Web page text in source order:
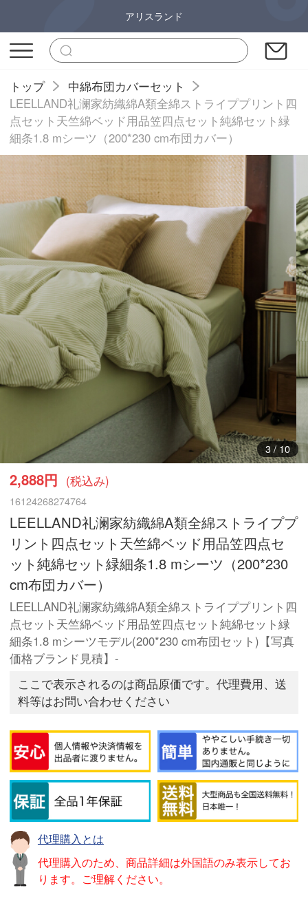
アリスランド
トップ
中綿布団カバーセット
LEELLAND礼澜家紡織綿A類全綿ストライププリント四
点セット天竺綿ベッド用品笠四点セット純綿セット緑
細条1.8 mシーツ（200*230 cm布団カバー）
3/10
2,888円 (税込み)
16124268274764
LEELLAND礼澜家紡織綿A類全綿ストライププ
リント四点セット天竺綿ベッド用品笠四点セ
ット純綿セット緑細条1.8 mシーツ（200*230
cm布団カバー）
LEELLAND礼澜家紡織綿A類全綿ストライププリント四
点セット天竺綿ベッド用品笠四点セット純綿セット緑
細条1.8 mシーツモデル(200*230 cm布団セット)【写真
価格ブランド見積】-
ここで表示されるのは商品原価です。代理費用、送
料等はお問い合わせください
代理購入とは
代理購入のため、商品詳細は外国語のみ表示してお
ります。ご理解ください。